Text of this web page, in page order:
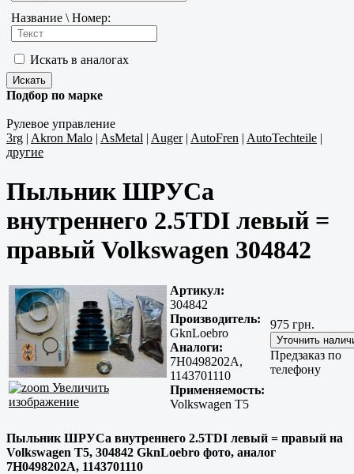
Название \ Номер:
Искать в аналогах
Подбор по марке
Рулевое управление
3rg | Akron Malo | AsMetal | Auger| AutoFren | AutoTechteile |
другие
Пыльник ШРУСа
внутреннего 2.5TDI левый =
правый Volkswagen 304842
Увеличить
изображение
Артикул:
304842
Производитель:
GknLoebro
Аналоги:
7H0498202A,
1143701110
Применяемость:
Volkswagen T5
975 грн.
Предзаказ по
телефону
Пыльник ШРУСа внутреннего 2.5TDI левый = правый на
Volkswagen T5, 304842 GknLoebro фото, аналог
7H0498202A, 1143701110